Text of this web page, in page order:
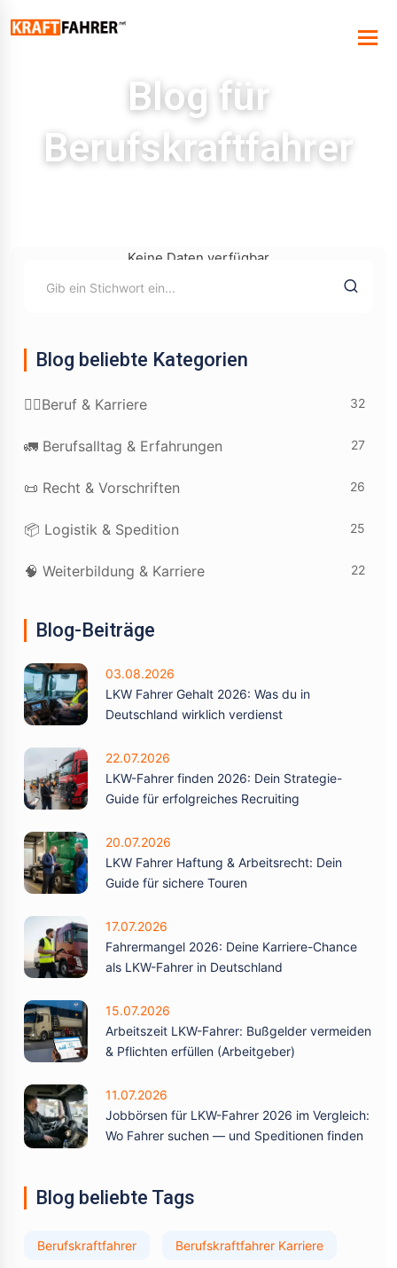
Blog für
Berufskraftfahrer
Keine Daten verfügbar
Blog beliebte Kategorien
👷‍♂️Beruf & Karriere 32
🚛 Berufsalltag & Erfahrungen 27
📜 Recht & Vorschriften 26
📦 Logistik & Spedition 25
🧠 Weiterbildung & Karriere 22
Blog-Beiträge
03.08.2026
LKW Fahrer Gehalt 2026: Was du in
Deutschland wirklich verdienst
22.07.2026
LKW-Fahrer finden 2026: Dein Strategie-
Guide für erfolgreiches Recruiting
20.07.2026
LKW Fahrer Haftung & Arbeitsrecht: Dein
Guide für sichere Touren
17.07.2026
Fahrermangel 2026: Deine Karriere-Chance
als LKW-Fahrer in Deutschland
15.07.2026
Arbeitszeit LKW-Fahrer: Bußgelder vermeiden
& Pflichten erfüllen (Arbeitgeber)
11.07.2026
Jobbörsen für LKW-Fahrer 2026 im Vergleich:
Wo Fahrer suchen — und Speditionen finden
Blog beliebte Tags
Berufskraftfahrer Berufskraftfahrer Karriere